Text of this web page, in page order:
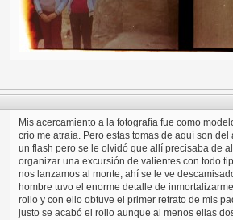
Mis acercamiento a la fotografía fue como
crío me atraía. Pero estas tomas de aquí son
un flash pero se le olvidó que allí precisaba de
organizar una excursión de valientes con todo
nos lanzamos al monte, ahí se le ve
hombre tuvo el enorme detalle de
rollo y con ello obtuve el primer retrato de mis
justo se acabó el rollo aunque al menos ellas